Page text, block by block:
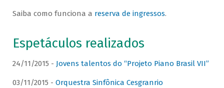
Saiba como funciona a reserva de ingressos.
Espetáculos realizados
24/11/2015 - Jovens talentos do “Projeto Piano Brasil VII”
03/11/2015 - Orquestra Sinfônica Cesgranrio